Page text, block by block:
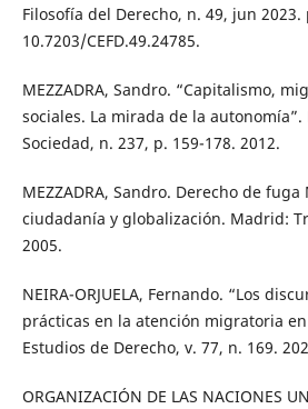
Filosofía del Derecho, n. 49, jun 2023.
10.7203/CEFD.49.24785.
MEZZADRA, Sandro. “Capitalismo,
sociales. La mirada de la autonomía”.
Sociedad, n. 237, p. 159-178. 2012.
MEZZADRA, Sandro. Derecho de
ciudadanía y globalización. Madrid:
2005.
NEIRA-ORJUELA, Fernando. “Los
prácticas en la atención migratoria
Estudios de Derecho, v. 77, n. 169.
ORGANIZACIÓN DE LAS NACIONES